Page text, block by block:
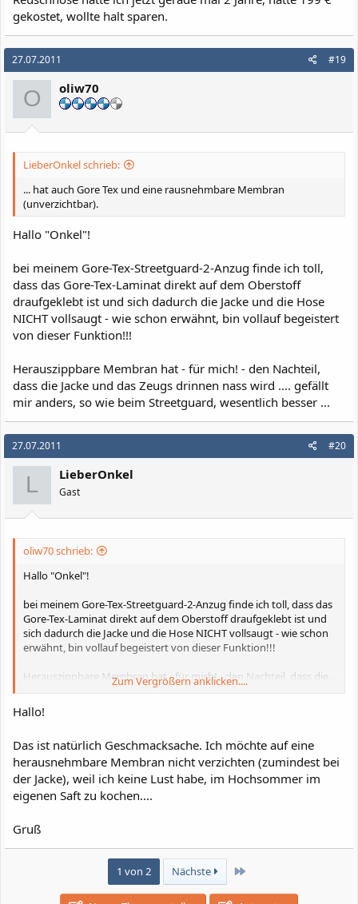
gekostet, wollte halt sparen.
27.07.2011 #19
O oliw70
LieberOnkel schrieb:
... hat auch Gore Tex und eine rausnehmbare Membran
(unverzichtbar).
Hallo "Onkel"!
bei meinem Gore-Tex-Streetguard-2-Anzug finde ich toll,
dass das Gore-Tex-Laminat direkt auf dem Oberstoff
draufgeklebt ist und sich dadurch die Jacke und die Hose
NICHT vollsaugt - wie schon erwähnt, bin vollauf begeistert
von dieser Funktion!!!
Herauszippbare Membran hat - für mich! - den Nachteil,
dass die Jacke und das Zeugs drinnen nass wird .... gefällt
mir anders, so wie beim Streetguard, wesentlich besser ...
27.07.2011 #20
L LieberOnkel
Gast
oliw70 schrieb:
Hallo "Onkel"!
bei meinem Gore-Tex-Streetguard-2-Anzug finde ich toll, dass das
Gore-Tex-Laminat direkt auf dem Oberstoff draufgeklebt ist und
sich dadurch die Jacke und die Hose NICHT vollsaugt - wie schon
erwähnt, bin vollauf begeistert von dieser Funktion!!!
Herauszippbare Membran hat - für mich! - den Nachteil, dass die
Jacke und das Zeugs drinnen nass wird .... gefällt mir anders, so
wie beim Streetguard, wesentlich besser ...
Zum Vergrößern anklicken....
Hallo!
Das ist natürlich Geschmacksache. Ich möchte auf eine
herausnehmbare Membran nicht verzichten (zumindest bei
der Jacke), weil ich keine Lust habe, im Hochsommer im
eigenen Saft zu kochen....
Gruß
1 von 2 Nächste Letzte